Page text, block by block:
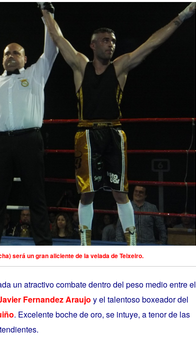
será un gran aliciente de la velada de Teixeiro.
un atractivo combate dentro del peso medio entre el
Fernandez Araujo y el talentoso boxeador del
. Excelente boche de oro, se intuye, a tenor de las